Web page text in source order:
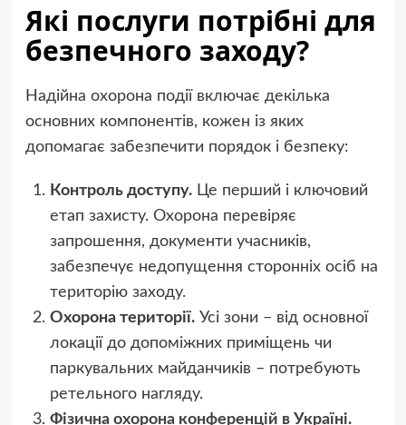
Які послуги потрібні для
безпечного заходу?
Надійна охорона події включає декілька
основних компонентів, кожен із яких
допомагає забезпечити порядок і безпеку:
Контроль доступу.Це перший і ключовий
етап захисту. Охорона перевіряє
запрошення, документи учасників,
забезпечує недопущення сторонніх осіб на
територію заходу.
Охорона території.Усі зони – від основної
локації до допоміжних приміщень чи
паркувальних майданчиків – потребують
ретельного нагляду.
Фізична охорона конференцій в Україні.